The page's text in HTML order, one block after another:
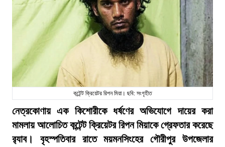
কন্টেন্ট ক্রিয়েটর রিপন মিয়া। ছবি: সংগৃহীত
নেত্রকোণায় এক কিশোরীকে ধর্ষণের অভিযোগে দায়ের করা
মামলায় আলোচিত কন্টেন্ট ক্রিয়েটর রিপন মিয়াকে গ্রেফতার করেছে
র‍্যাব। বৃহস্পতিবার রাতে ময়মনসিংহের গৌরীপুর উপজেলার